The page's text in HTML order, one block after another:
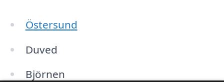
Östersund
Duved
Björnen